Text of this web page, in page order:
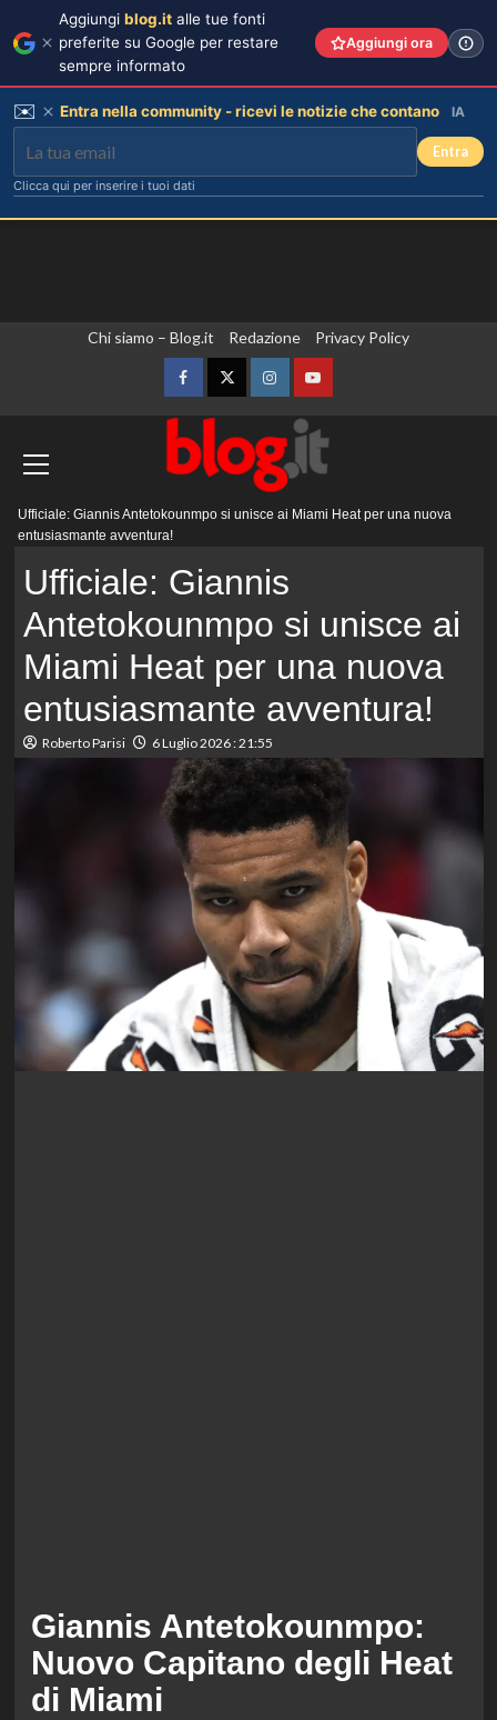
Chi siamo – Blog.it Redazione Privacy Policy
FacebookTwitterInstagramYouTube
principale
Ufficiale: Giannis Antetokounmpo si unisce ai Miami Heat per una nuova
entusiasmante avventura!
Ufficiale: Giannis
Antetokounmpo si unisce ai
Miami Heat per una nuova
entusiasmante avventura!
Roberto Parisi 6 Luglio 2026 : 21:55
Giannis Antetokounmpo:
Nuovo Capitano degli Heat
di Miami
Aggiungi blog.it alle tue fonti
preferite su Google per restare
sempre informato
Aggiungi ora
✉️ Entra nella community - ricevi le notizie che contano IA
Entra
Clicca qui per inserire i tuoi dati